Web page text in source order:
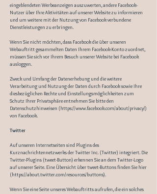
eingeblendeten Werbeanzeigen auszuwerten, andere Facebook-
Nutzer über Ihre Aktivitäten auf unserer Website zu informieren
und um weitere mit der Nutzung von Facebook verbundene
Dienstleistungen zu erbringen.
Wenn Sie nicht möchten, dass Facebook die über unseren
Webauftritt gesammelten Daten Ihrem Facebook-Konto zuordnet,
müssen Sie sich vor Ihrem Besuch unserer Website bei Facebook
ausloggen.
Zweck und Umfang der Datenerhebung und die weitere
Verarbeitung und Nutzung der Daten durch Facebook sowie Ihre
diesbezüglichen Rechte und Einstellungsmöglichkeiten zum
Schutz Ihrer Privatsphäre entnehmen Sie bitte den
Datenschutzhinweisen (https://www.facebook.com/about/privacy/)
von Facebook.
Twitter
Auf unseren Internetseiten sind Plugins des
Kurznachrichtennetzwerks der Twitter Inc. (Twitter) integriert. Die
Twitter-Plugins (tweet-Button) erkennen Sie an dem Twitter-Logo
auf unserer Seite. Eine Übersicht über tweet-Buttons finden Sie hier
(https://about.twitter.com/resources/buttons).
Wenn Sie eine Seite unseres Webauftritts aufrufen, die ein solches